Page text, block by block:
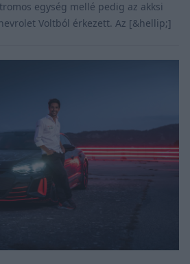
egység mellé pedig az akksi
Voltból érkezett. Az [&hellip;]